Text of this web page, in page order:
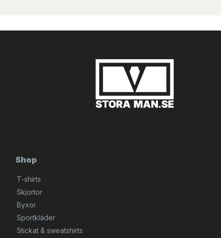
Shop
T-shirts
Skjortor
Byxor
Sportkläder
Stickat & sweatshirts